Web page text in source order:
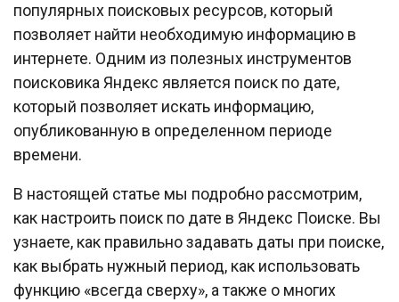
популярных поисковых ресурсов, который
позволяет найти необходимую информацию в
интернете. Одним из полезных инструментов
поисковика Яндекс является поиск по дате,
который позволяет искать информацию,
опубликованную в определенном периоде
времени.
В настоящей статье мы подробно рассмотрим,
как настроить поиск по дате в Яндекс Поиске. Вы
узнаете, как правильно задавать даты при поиске,
как выбрать нужный период, как использовать
функцию «всегда сверху», а также о многих